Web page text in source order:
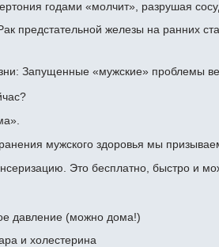
годами «молчит», разрушая
предстательной железы на ранних
Запущенные «мужские» проблемы
мужского здоровья мы
Это бесплатно, быстро и
давление (можно дома!)
и холестерина